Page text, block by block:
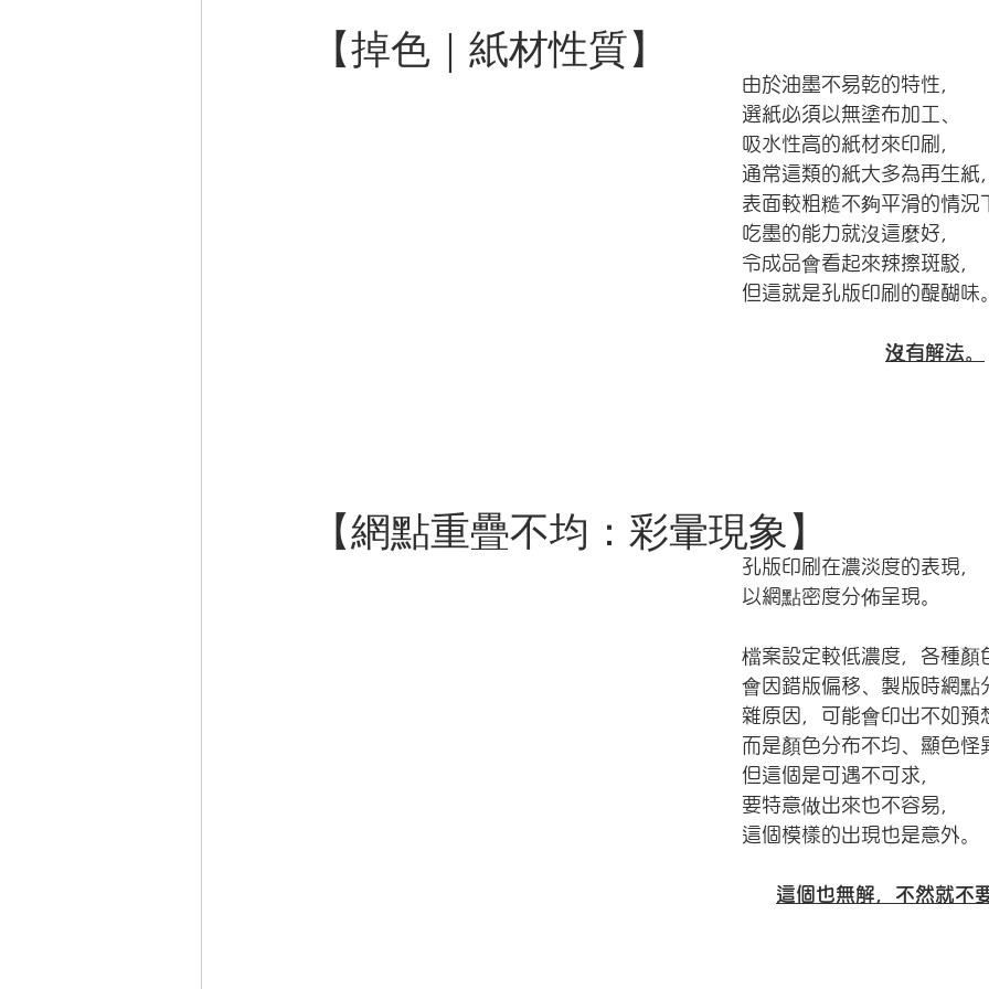
【掉色｜紙材性質】
由於油墨不易乾的特性，
選紙必須以無塗布加工、
吸水性高的紙材來印刷，
通常這類的紙大多為再生紙，
表面較粗糙不夠平滑的情況
吃墨的能力就沒這麼好，
令成品會看起來辣擦斑駁，
但這就是孔版印刷的醍醐味。
​沒有解法。
【網點重疊不均：彩暈現象 】
孔版印刷在濃淡度的表現，
以網點密度分佈呈現。
檔案設定較低濃度，各種顏
會因錯版偏移、製版時網點
雜原因，可能會印出不如預
而是顏色分布不均、顯色怪
但這個是可遇不可求，
要特意做出來也不容易，
這個模樣的出現也是意外。
這個也無解，不然就不